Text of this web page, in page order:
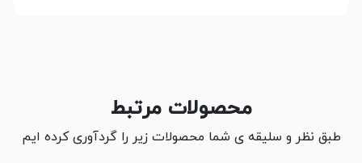
محصولات مرتبط
طبق نظر و سلیقه ی شما محصولات زیر را گردآوری کرده ایم